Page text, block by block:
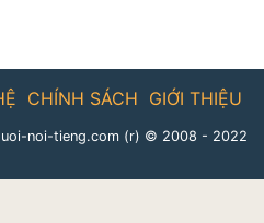
GIỚI THIỆU
CHÍNH SÁCH
noi-tieng.com (r) © 2008 - 2022